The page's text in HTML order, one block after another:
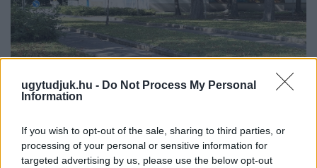
ugytudjuk.hu - Do Not Process My Personal
Information
If you wish to opt-out of the sale, sharing to third parties, or
processing of your personal or sensitive information for
targeted advertising by us, please use the below opt-out
PROGRAMOKKAL ÜNNEPLIK A FELÚJÍTÁST
Ügyességi versenyek, KRESZ-kvíz, ingyenes kerékpár- és e-